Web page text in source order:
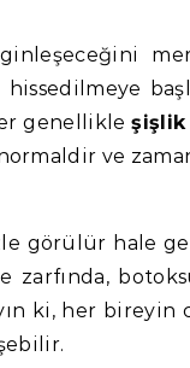
hissedilmeye
genellikleşişlik
ve
görülür hale
zarfında,
ki, her bireyin